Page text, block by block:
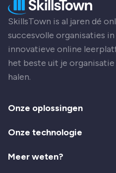
SkillsTown is al jaren dé
succesvolle organisaties
innovatieve online
het beste uit je
halen.
Onze oplossingen
Onze technologie
Meer weten?